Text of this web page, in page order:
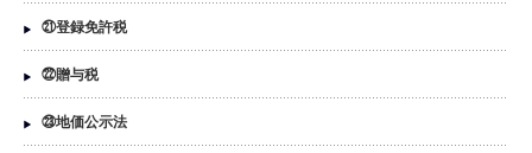
㉑登録免許税
㉒贈与税
㉓地価公示法